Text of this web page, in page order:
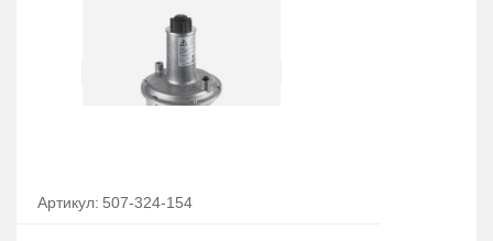
Артикул: 507-324-154